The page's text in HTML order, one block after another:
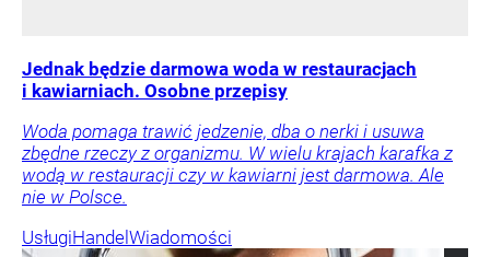
Jednak będzie darmowa woda w restauracjach
i kawiarniach. Osobne przepisy
Woda pomaga trawić jedzenie, dba o nerki i usuwa
zbędne rzeczy z organizmu. W wielu krajach karafka z
wodą w restauracji czy w kawiarni jest darmowa. Ale
nie w Polsce.
UsługiHandel Wiadomości